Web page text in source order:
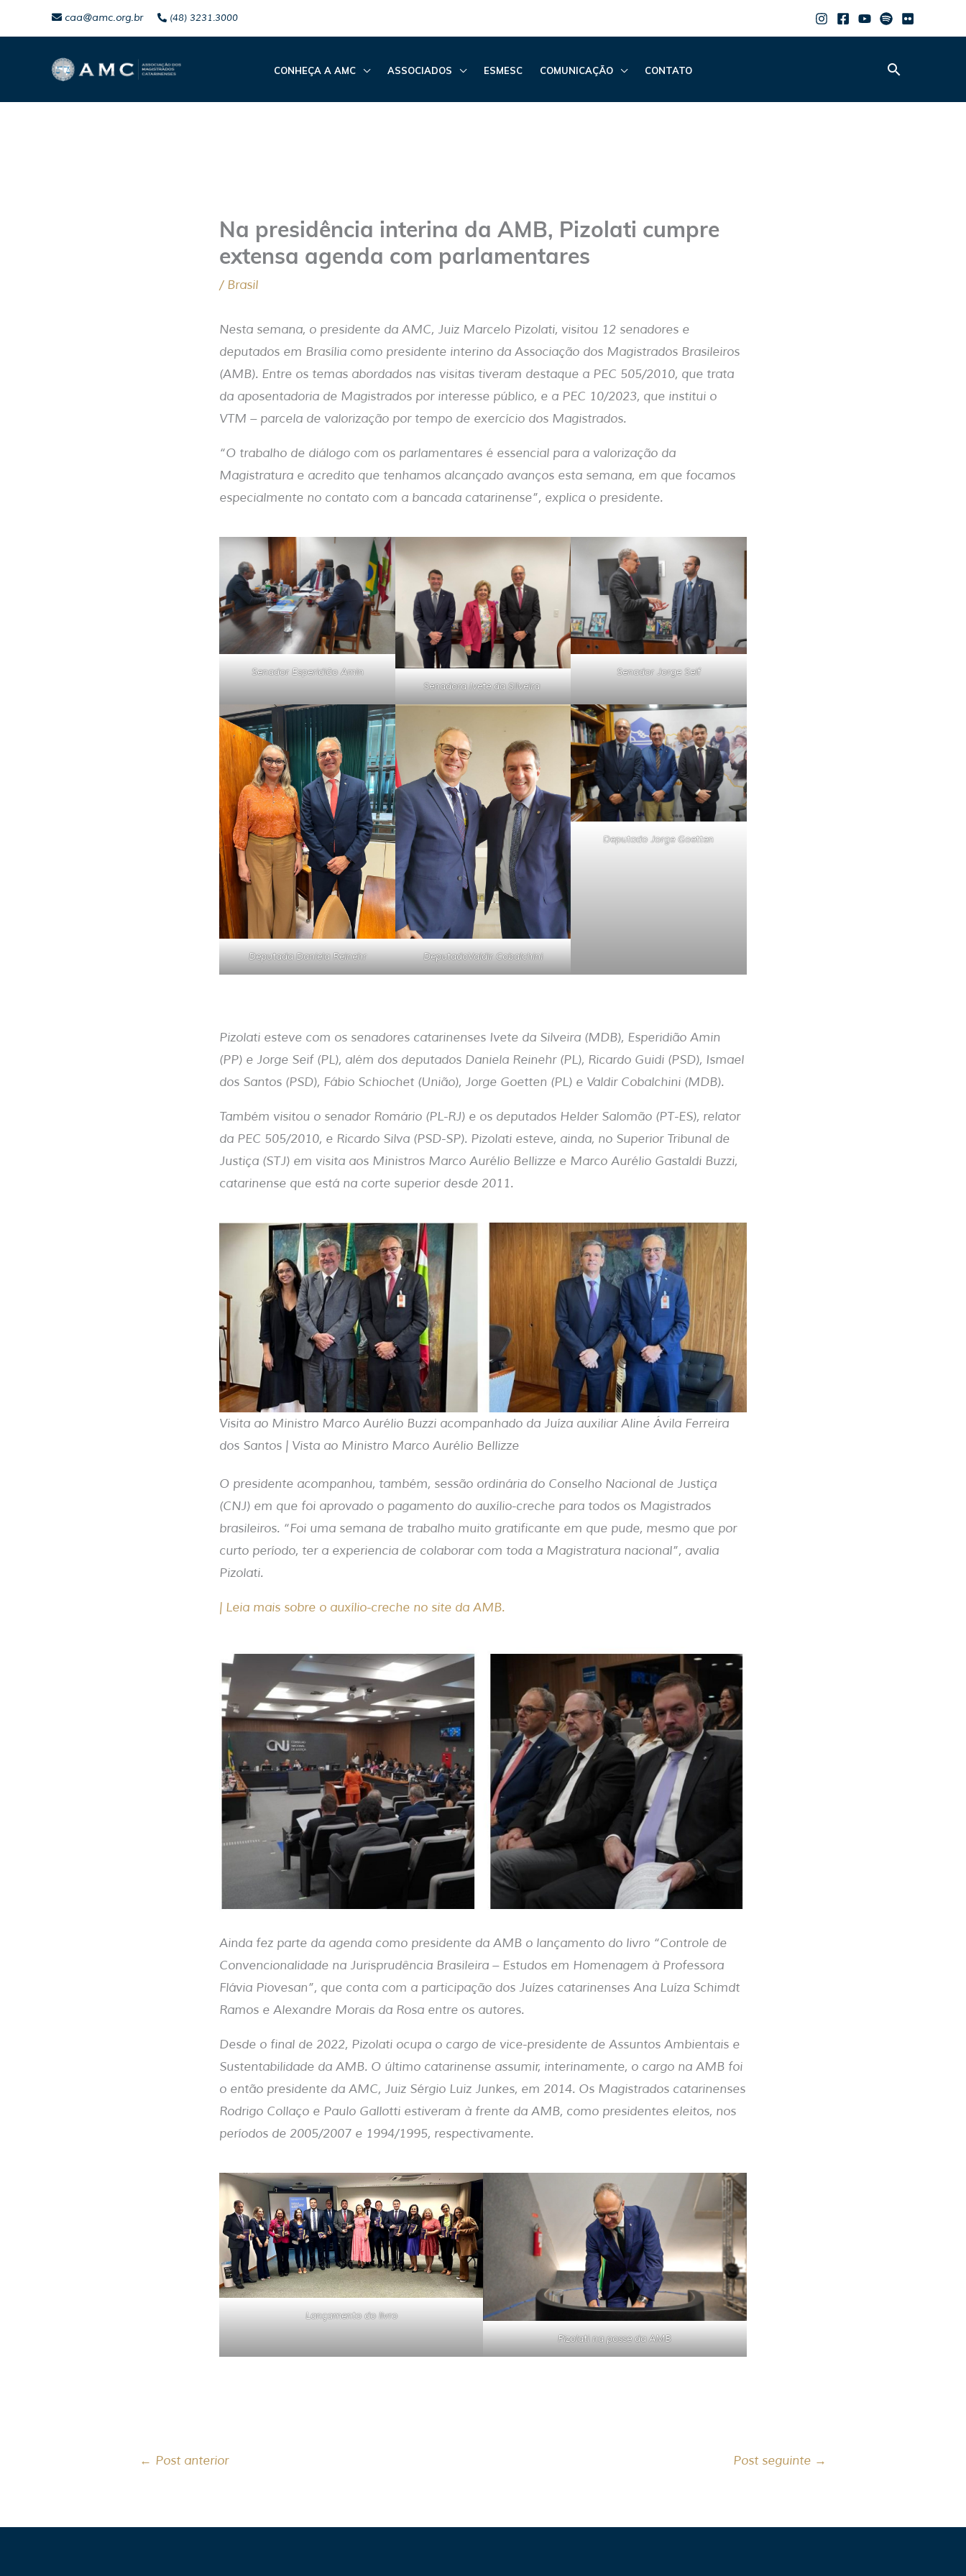
conteúdo
caa@amc.org.br (48) 3231.3000
CONHEÇA A AMC ASSOCIADOS ESMESC COMUNICAÇÃO CONTATO Pesquisar
Na presidência interina da AMB, Pizolati cumpre
extensa agenda com parlamentares
/ Brasil
Nesta semana, o presidente da AMC, Juiz Marcelo Pizolati, visitou 12 senadores e
deputados em Brasília como presidente interino da Associação dos Magistrados Brasileiros
(AMB). Entre os temas abordados nas visitas tiveram destaque a PEC 505/2010, que trata
da aposentadoria de Magistrados por interesse público, e a PEC 10/2023, que institui o
VTM – parcela de valorização por tempo de exercício dos Magistrados.
“O trabalho de diálogo com os parlamentares é essencial para a valorização da
Magistratura e acredito que tenhamos alcançado avanços esta semana, em que focamos
especialmente no contato com a bancada catarinense”, explica o presidente.
Senador Esperidião Amin
Senadora Ivete da Silveira
Senador Jorge Seif
Deputada Daniela Reinehr DeputadoValdir Cobalchini
Deputado Jorge Goetten
Pizolati esteve com os senadores catarinenses Ivete da Silveira (MDB), Esperidião Amin
(PP) e Jorge Seif (PL), além dos deputados Daniela Reinehr (PL), Ricardo Guidi (PSD), Ismael
dos Santos (PSD), Fábio Schiochet (União), Jorge Goetten (PL) e Valdir Cobalchini (MDB).
Também visitou o senador Romário (PL-RJ) e os deputados Helder Salomão (PT-ES), relator
da PEC 505/2010, e Ricardo Silva (PSD-SP). Pizolati esteve, ainda, no Superior Tribunal de
Justiça (STJ) em visita aos Ministros Marco Aurélio Bellizze e Marco Aurélio Gastaldi Buzzi,
catarinense que está na corte superior desde 2011.
Visita ao Ministro Marco Aurélio Buzzi acompanhado da Juíza auxiliar Aline Ávila Ferreira
dos Santos | Vista ao Ministro Marco Aurélio Bellizze
O presidente acompanhou, também, sessão ordinária do Conselho Nacional de Justiça
(CNJ) em que foi aprovado o pagamento do auxílio-creche para todos os Magistrados
brasileiros. “Foi uma semana de trabalho muito gratificante em que pude, mesmo que por
curto período, ter a experiencia de colaborar com toda a Magistratura nacional”, avalia
Pizolati.
| Leia mais sobre o auxílio-creche no site da AMB.
Ainda fez parte da agenda como presidente da AMB o lançamento do livro “Controle de
Convencionalidade na Jurisprudência Brasileira – Estudos em Homenagem à Professora
Flávia Piovesan”, que conta com a participação dos Juízes catarinenses Ana Luíza Schimdt
Ramos e Alexandre Morais da Rosa entre os autores.
Desde o final de 2022, Pizolati ocupa o cargo de vice-presidente de Assuntos Ambientais e
Sustentabilidade da AMB. O último catarinense assumir, interinamente, o cargo na AMB foi
o então presidente da AMC, Juiz Sérgio Luiz Junkes, em 2014. Os Magistrados catarinenses
Rodrigo Collaço e Paulo Gallotti estiveram à frente da AMB, como presidentes eleitos, nos
períodos de 2005/2007 e 1994/1995, respectivamente.
Lançamento do livro
Pizolati na posse da AMB
← Post anterior Post seguinte →